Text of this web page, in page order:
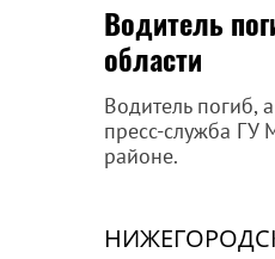
Водитель
области
Водитель погиб,
пресс-служба ГУ
районе.